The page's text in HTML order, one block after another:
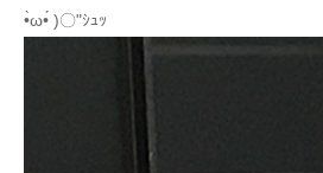
•̀ω•́ )〇"ｼｭｯ